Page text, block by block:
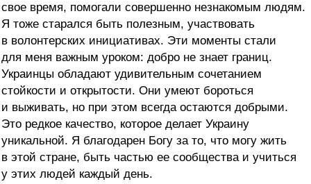
свое время, помогали совершенно незнакомым людям.
Я тоже старался быть полезным, участвовать
в волонтерских инициативах. Эти моменты стали
для меня важным уроком: добро не знает границ.
Украинцы обладают удивительным сочетанием
стойкости и открытости. Они умеют бороться
и выживать, но при этом всегда остаются добрыми.
Это редкое качество, которое делает Украину
уникальной. Я благодарен Богу за то, что могу жить
в этой стране, быть частью ее сообщества и учиться
у этих людей каждый день.